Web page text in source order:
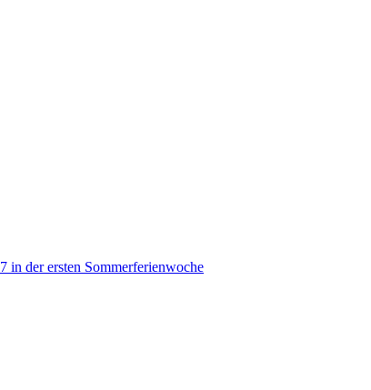
in der ersten Sommerferienwoche